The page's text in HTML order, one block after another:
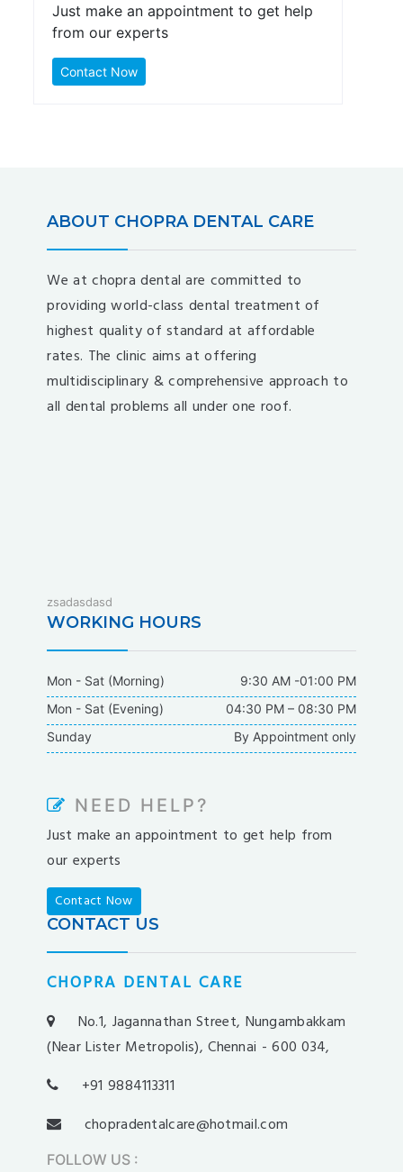
Just make an appointment to get help
from our experts
Contact Now
ABOUT CHOPRA DENTAL CARE
We at chopra dental are committed to
providing world-class dental treatment of
highest quality of standard at affordable
rates. The clinic aims at offering
multidisciplinary & comprehensive approach to
all dental problems all under one roof.
dodobet
oldcasino
casipol
barbibet
nesilbet
pradabet
ligobet
betebet
pumabet
yakabet
betovis
süratbet
milosbet
benimbahis
turboslot
zsadasdasd
WORKING HOURS
Mon - Sat (Morning)
9:30 AM -01:00 PM
Mon - Sat (Evening)
04:30 PM – 08:30 PM
Sunday
By Appointment only
NEED HELP?
Just make an appointment to get help from
our experts
Contact Now
CONTACT US
CHOPRA DENTAL CARE
No.1, Jagannathan Street, Nungambakkam
(Near Lister Metropolis), Chennai - 600 034,
+91 9884113311
chopradentalcare@hotmail.com
FOLLOW US :